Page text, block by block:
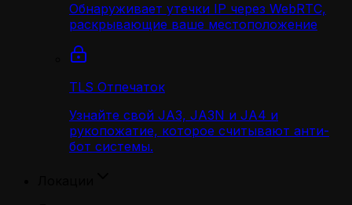
Обнаруживает утечки IP через WebRTC,
раскрывающие ваше местоположение
TLS Отпечаток
Узнайте свой JA3, JA3N и JA4 и
рукопожатие, которое считывают анти-
бот системы.